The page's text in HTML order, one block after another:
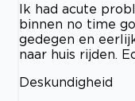
Ik had acute
binnen no time
gedegen en
naar huis rijden.
Deskundigheid